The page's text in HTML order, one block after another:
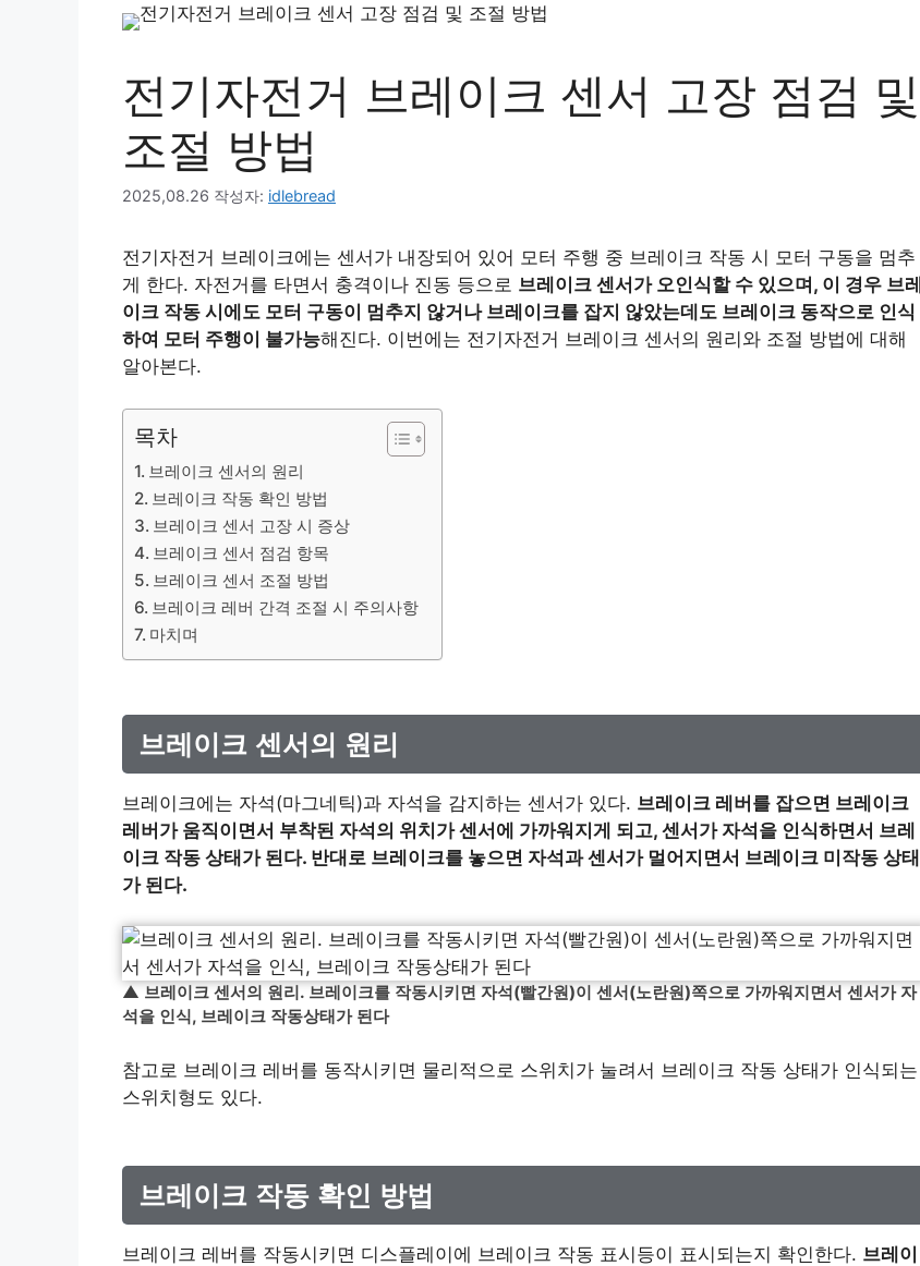
전기자전거 브레이크 센서 고장 점검 및
조절 방법
2025,08.26 작성자: idlebread
전기자전거 브레이크에는 센서가 내장되어 있어 모터 주행 중 브레이크 작동 시 모터 구동을 멈추
게 한다. 자전거를 타면서 충격이나 진동 등으로 브레이크 센서가 오인식할 수 있으며, 이 경우 브레
이크 작동 시에도 모터 구동이 멈추지 않거나 브레이크를 잡지 않았는데도 브레이크 동작으로 인식
하여 모터 주행이 불가능해진다. 이번에는 전기자전거 브레이크 센서의 원리와 조절 방법에 대해
알아본다.
목차
브레이크 센서의 원리
브레이크 작동 확인 방법
브레이크 센서 고장 시 증상
브레이크 센서 점검 항목
브레이크 센서 조절 방법
브레이크 레버 간격 조절 시 주의사항
마치며
브레이크 센서의 원리
브레이크에는 자석(마그네틱)과 자석을 감지하는 센서가 있다. 브레이크 레버를 잡으면 브레이크
레버가 움직이면서 부착된 자석의 위치가 센서에 가까워지게 되고, 센서가 자석을 인식하면서 브레
이크 작동 상태가 된다. 반대로 브레이크를 놓으면 자석과 센서가 멀어지면서 브레이크 미작동 상태
가 된다.
▲ 브레이크 센서의 원리. 브레이크를 작동시키면 자석(빨간원)이 센서(노란원)쪽으로 가까워지면서 센서가 자
석을 인식, 브레이크 작동상태가 된다
참고로 브레이크 레버를 동작시키면 물리적으로 스위치가 눌려서 브레이크 작동 상태가 인식되는
스위치형도 있다.
브레이크 작동 확인 방법
브레이크 레버를 작동시키면 디스플레이에 브레이크 작동 표시등이 표시되는지 확인한다. 브레이